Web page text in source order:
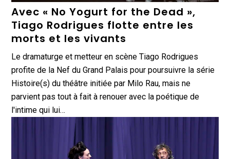
Avec « No Yogurt for the Dead »,
Tiago Rodrigues flotte entre les
morts et les vivants
Le dramaturge et metteur en scène Tiago Rodrigues
profite de la Nef du Grand Palais pour poursuivre la série
Histoire(s) du théâtre initiée par Milo Rau, mais ne
parvient pas tout à fait à renouer avec la poétique de
l'intime qui lui…